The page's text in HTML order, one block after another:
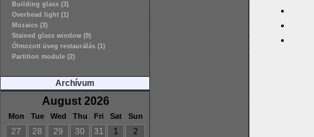
Building glass (3)
Overhead light (1)
Mozaics (3)
Stained glass window (9)
Ólmozott üveg restaurálás (1)
Partition module (2)
Archívum
August 2026
Mon Tue Wed Thu Fri Sat Sun
27 28 29 30 31 1
2